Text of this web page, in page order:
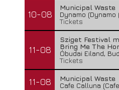
10-08
Municipal Waste
Dynamo (Dynamo
Tickets
11-08
Sziget Festival
Bring Me The
Óbudai Eiland,
Tickets
11-08
Municipal Waste
Cafe Calluna